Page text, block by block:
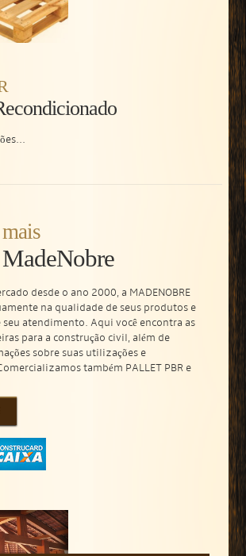
desde o ano 2000, a MADENOBRE
na qualidade de seus produtos e
seu atendimento. Aqui você encontra as
para a construção civil, além de
sobre suas utilizações e
também PALLET PBR e